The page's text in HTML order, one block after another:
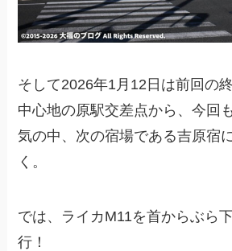
そして2026年1月12日は前回の
中心地の原駅交差点から、今回
気の中、次の宿場である吉原宿
く。
では、ライカM11を首からぶら
行！